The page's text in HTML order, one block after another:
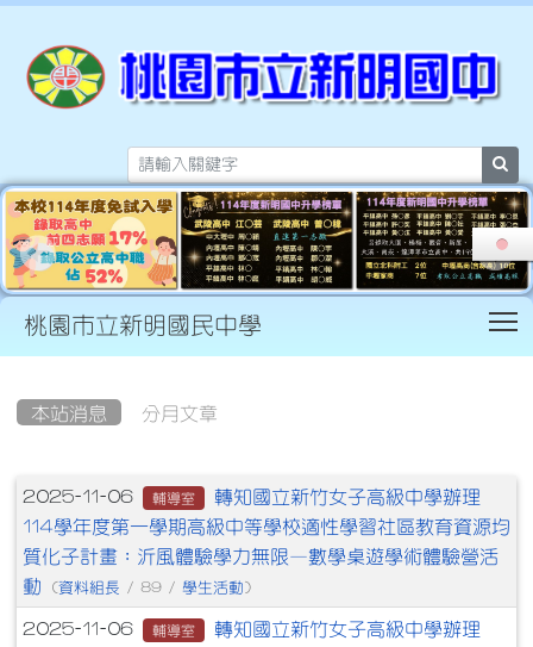
桃園市立新明國民中學
本站消息 分月文章
文章列表
2025-11-06 輔導室
轉知國立新竹女子高級中學辦理
114學年度第一學期高級中等學校適性學習社區教育資源均
質化子計畫：沂風體驗學力無限—數學桌遊學術體驗營活
動
(資料組長 / 89 / 學生活動 )
2025-11-06 輔導室
轉知國立新竹女子高級中學辦理